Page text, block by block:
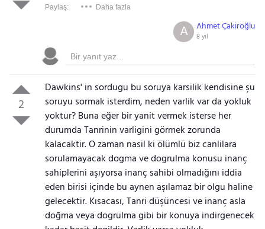
Paylaş: Daha fazla
Ahmet Çakiroğlu
8 yıl
A
2
Dawkins' in sordugu bu soruya karsilik kendisine şu
soruyu sormak isterdim, neden varlik var da yokluk
yoktur? Buna eğer bir yanit vermek isterse her
durumda Tanrinin varligini görmek zorunda
kalacaktir. O zaman nasil ki ölümlü biz canlilara
sorulamayacak dogma ve dogrulma konusu inanç
sahiplerini aşıyorsa inanç sahibi olmadığını iddia
eden birisi içinde bu aynen aşılamaz bir olgu haline
gelecektir. Kısacası, Tanri düşüncesi ve inanç asla
doğma veya dogrulma gibi bir konuya indirgenecek